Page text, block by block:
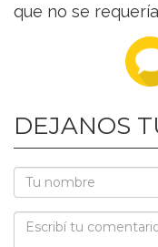
que no se
DEJANOS